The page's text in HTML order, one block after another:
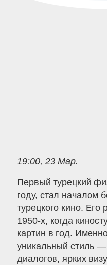
19:00, 23 Мар.
Первый турецкий
году, стал началом
турецкого кино. Его
1950-х, когда
картин в год.
уникальный стиль
диалогов, ярких